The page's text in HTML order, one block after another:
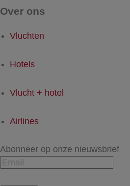
Over ons
Vluchten
Hotels
Vlucht + hotel
Airlines
Abonneer op onze nieuwsbrief